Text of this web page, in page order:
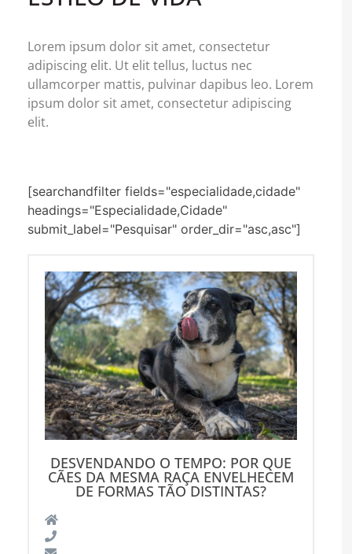
Lorem ipsum dolor sit amet, consectetur
adipiscing elit. Ut elit tellus, luctus nec
ullamcorper mattis, pulvinar dapibus leo. Lorem
ipsum dolor sit amet, consectetur adipiscing
elit.
[searchandfilter fields="especialidade,cidade"
headings="Especialidade,Cidade"
submit_label="Pesquisar" order_dir="asc,asc"]
DESVENDANDO O TEMPO: POR QUE
CÃES DA MESMA RAÇA ENVELHECEM
DE FORMAS TÃO DISTINTAS?